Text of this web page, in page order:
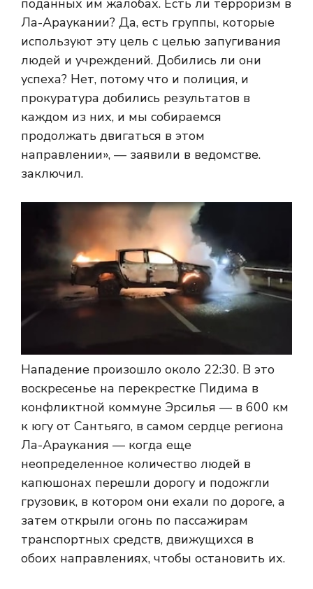
поданных им жалобах. Есть ли терроризм в
Ла-Араукании? Да, есть группы, которые
используют эту цель с целью запугивания
людей и учреждений. Добились ли они
успеха? Нет, потому что и полиция, и
прокуратура добились результатов в
каждом из них, и мы собираемся
продолжать двигаться в этом
направлении», — заявили в ведомстве.
заключил.
Нападение произошло около 22:30. В это
воскресенье на перекрестке Пидима в
конфликтной коммуне Эрсилья — в 600 км
к югу от Сантьяго, в самом сердце региона
Ла-Араукания — когда еще
неопределенное количество людей в
капюшонах перешли дорогу и подожгли
грузовик, в котором они ехали по дороге, а
затем открыли огонь по пассажирам
транспортных средств, движущихся в
обоих направлениях, чтобы остановить их.